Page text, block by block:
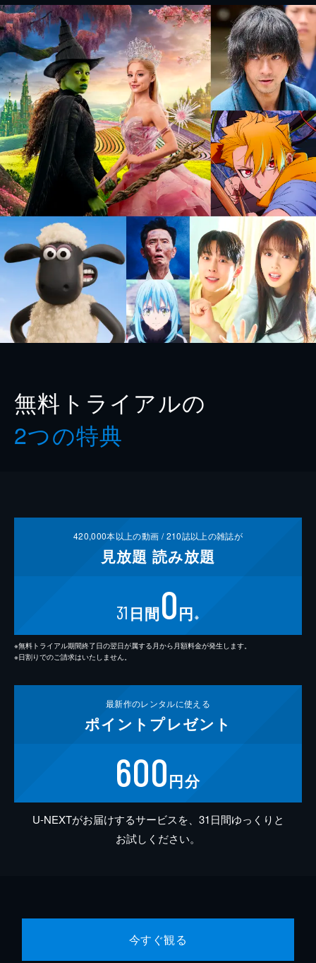
無料トライアルの
2つの特典
420,000本以上の動画 /210誌以上の雑誌が
見放題 読み放題
31 日間0円 ※
※無料トライアル期間終了日の翌日が属する月から月額料金が発生します。
※日割りでのご請求はいたしません。
最新作のレンタルに使える
ポイント プレゼント
600円分
U-NEXTがお届けするサービスを、31日間ゆっくりと
お試しください。
今すぐ観る